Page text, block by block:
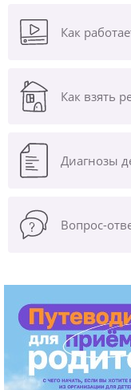
Как
Как взять
Диагнозы
Вопрос-